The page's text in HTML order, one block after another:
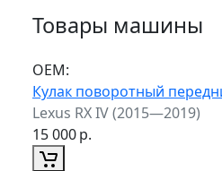
Товары машины
ОЕМ:
Кулак поворотный
Lexus RX IV (2015—2019)
15 000р.